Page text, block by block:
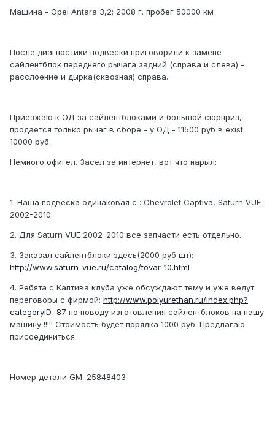
Машина - Opel Antara 3,2; 2008 г. пробег 50000 км
После диагностики подвески приговорили к замене
сайлентблок переднего рычага задний (справа и слева) -
расслоение и дырка(сквозная) справа.
Приезжаю к ОД за сайлентблоками и большой сюрприз,
продается только рычаг в сборе - у ОД - 11500 руб в exist
10000 руб.
Немного офигел. Засел за интернет, вот что нарыл:
1. Наша подвеска одинаковая с : Chevrolet Captiva, Saturn VUE
2002-2010.
2. Для Saturn VUE 2002-2010 все запчасти есть отдельно.
3. Заказал сайлентблоки здесь(2000 руб шт):
http://www.saturn-vue.ru/catalog/tovar-10.html
4. Ребята с Каптива клуба уже обсуждают тему и уже ведут
переговоры с фирмой: http://www.polyurethan.ru/index.php?
categoryID=87 по поводу изготовления сайлентблоков на нашу
машину !!!!! Стоимость будет порядка 1000 руб. Предлагаю
присоединиться.
Номер детали GM: 25848403